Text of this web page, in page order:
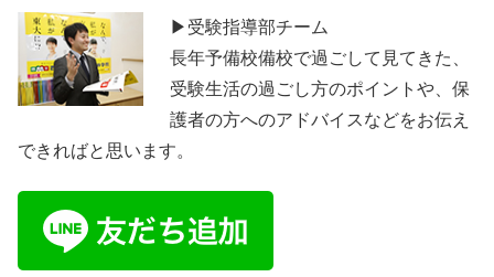
▶受験指導部チーム
長年予備校備校で過ごして見てきた、
受験生活の過ごし方のポイントや、保
護者の方へのアドバイスなどをお伝え
できればと思います。